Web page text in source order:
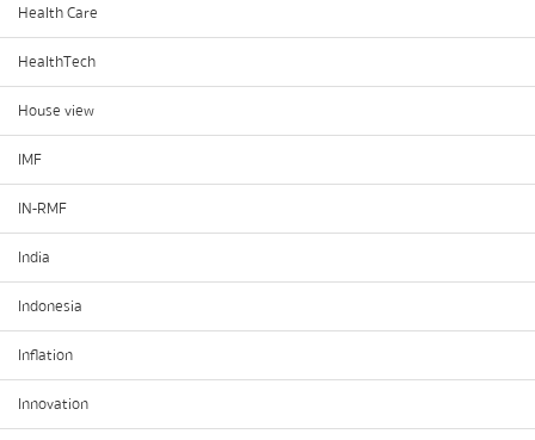
Health Care
HealthTech
House view
IMF
IN-RMF
India
Indonesia
Inflation
Innovation